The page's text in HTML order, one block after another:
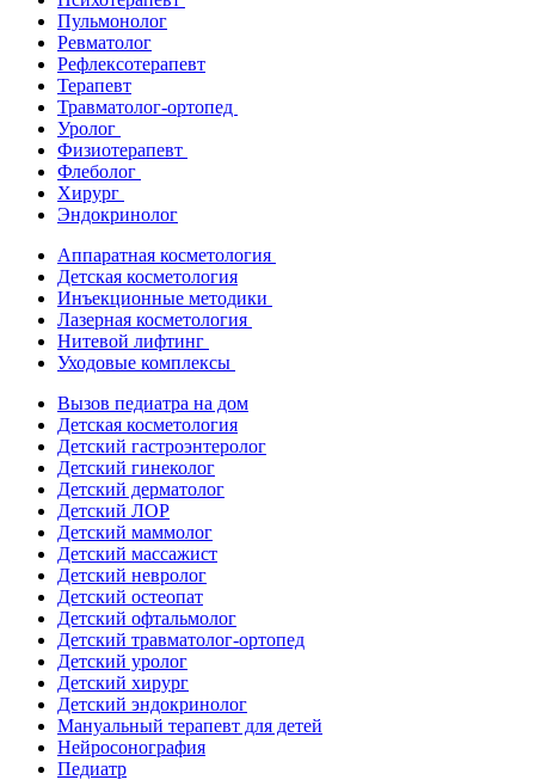
Пульмонолог
Ревматолог
Рефлексотерапевт
Терапевт
Травматолог-ортопед
Уролог
Физиотерапевт
Флеболог
Хирург
Эндокринолог
Аппаратная косметология
Детская косметология
Инъекционные методики
Лазерная косметология
Нитевой лифтинг
Уходовые комплексы
Вызов педиатра на дом
Детская косметология
Детский гастроэнтеролог
Детский гинеколог
Детский дерматолог
Детский ЛОР
Детский маммолог
Детский массажист
Детский невролог
Детский остеопат
Детский офтальмолог
Детский травматолог-ортопед
Детский уролог
Детский хирург
Детский эндокринолог
Мануальный терапевт для детей
Нейросонография
Педиатр